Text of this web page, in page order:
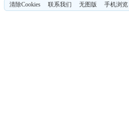
清除Cookies 联系我们 无图版 手机浏览